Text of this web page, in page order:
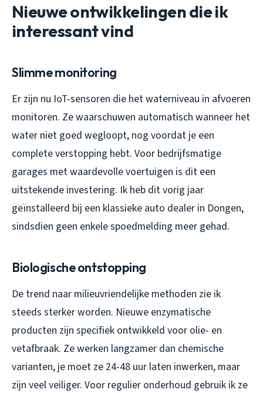
Nieuwe ontwikkelingen die ik
interessant vind
Slimme monitoring
Er zijn nu IoT-sensoren die het waterniveau in afvoeren
monitoren. Ze waarschuwen automatisch wanneer het
water niet goed wegloopt, nog voordat je een
complete verstopping hebt. Voor bedrijfsmatige
garages met waardevolle voertuigen is dit een
uitstekende investering. Ik heb dit vorig jaar
geïnstalleerd bij een klassieke auto dealer in Dongen,
sindsdien geen enkele spoedmelding meer gehad.
Biologische ontstopping
De trend naar milieuvriendelijke methoden zie ik
steeds sterker worden. Nieuwe enzymatische
producten zijn specifiek ontwikkeld voor olie- en
vetafbraak. Ze werken langzamer dan chemische
varianten, je moet ze 24-48 uur laten inwerken, maar
zijn veel veiliger. Voor regulier onderhoud gebruik ik ze